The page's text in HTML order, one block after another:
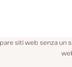
siti web senza un